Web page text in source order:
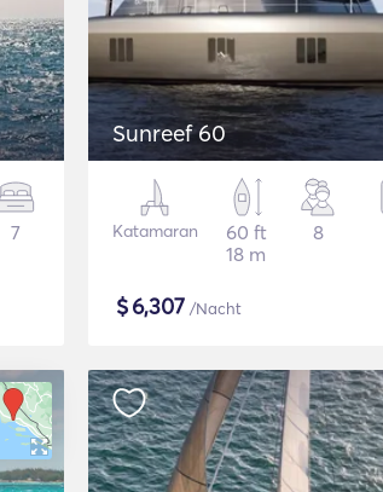
7
Sunreef 60
Katamaran
60 ft
18 m
8
$6,307 /Nacht